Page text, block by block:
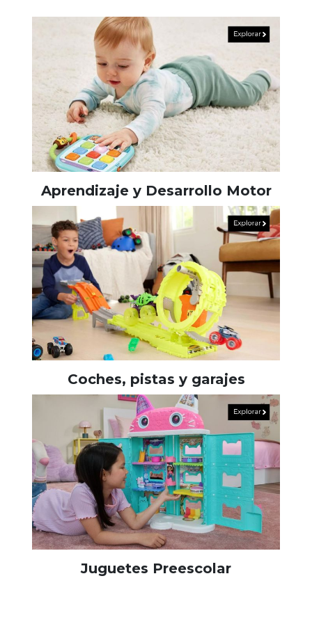
Aprendizaje y Desarrollo Motor
Coches, pistas y garajes
Juguetes Preescolar